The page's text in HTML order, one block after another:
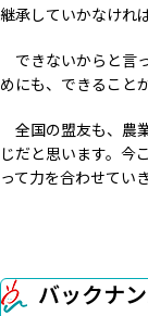
継承していかなけれ
できないからと言
めにも、できること
全国の盟友も、農
じだと思います。今
って力を合わせてい
バックナ